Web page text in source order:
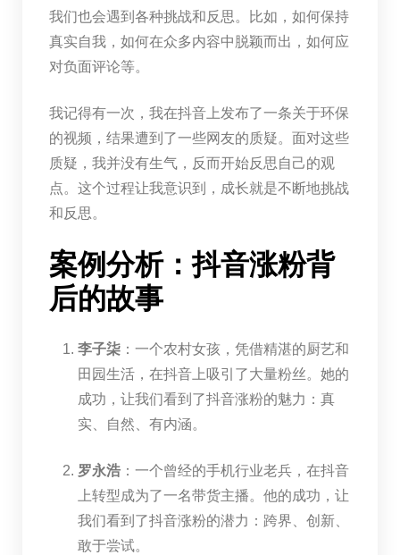
我们也会遇到各种挑战和反思。比如，如何保持
真实自我，如何在众多内容中脱颖而出，如何应
对负面评论等。
我记得有一次，我在抖音上发布了一条关于环保
的视频，结果遭到了一些网友的质疑。面对这些
质疑，我并没有生气，反而开始反思自己的观
点。这个过程让我意识到，成长就是不断地挑战
和反思。
案例分析：抖音涨粉背
后的故事
李子柒：一个农村女孩，凭借精湛的厨艺和
田园生活，在抖音上吸引了大量粉丝。她的
成功，让我们看到了抖音涨粉的魅力：真
实、自然、有内涵。
罗永浩：一个曾经的手机行业老兵，在抖音
上转型成为了一名带货主播。他的成功，让
我们看到了抖音涨粉的潜力：跨界、创新、
敢于尝试。